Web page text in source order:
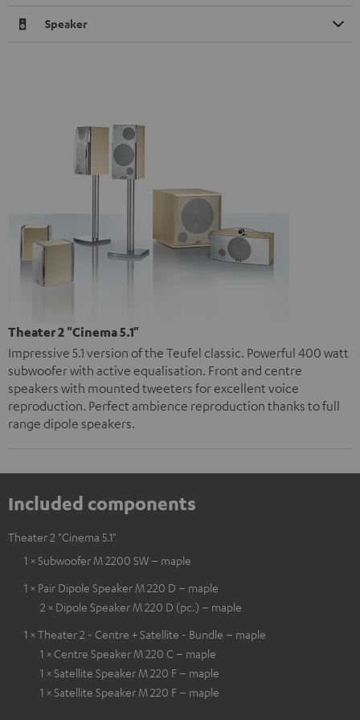
Speaker
Theater 2 "Cinema 5.1"
Impressive 5.1 version of the Teufel classic. Powerful 400 watt
subwoofer with active equalisation. Front and centre
speakers with mounted tweeters for excellent voice
reproduction. Perfect ambience reproduction thanks to full
range dipole speakers.
Included components
Theater 2 "Cinema 5.1"
1 × Subwoofer M 2200 SW – maple
1 × Pair Dipole Speaker M 220 D – maple
2 × Dipole Speaker M 220 D (pc.) – maple
1 × Theater 2 - Centre + Satellite - Bundle – maple
1 × Centre Speaker M 220 C – maple
1 × Satellite Speaker M 220 F – maple
1 × Satellite Speaker M 220 F – maple